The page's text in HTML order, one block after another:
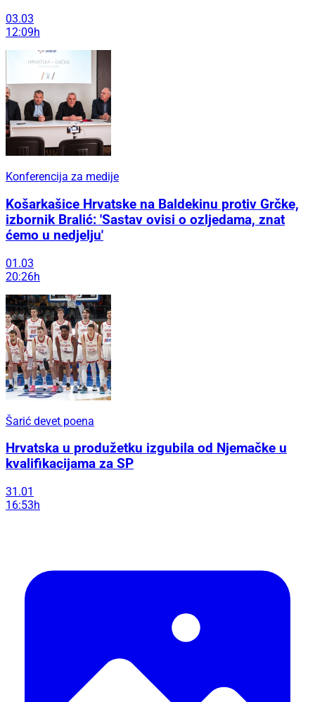
03.03
12:09h
Konferencija za medije
Košarkašice Hrvatske na Baldekinu protiv Grčke,
izbornik Bralić: 'Sastav ovisi o ozljedama, znat
ćemo u nedjelju'
01.03
20:26h
Šarić devet poena
Hrvatska u produžetku izgubila od Njemačke u
kvalifikacijama za SP
31.01
16:53h